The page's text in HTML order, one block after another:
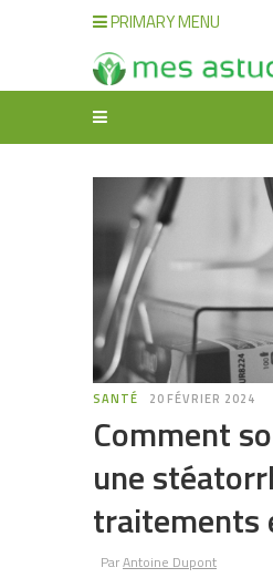
PRIMARY MENU
SANTÉ 20 FÉVRIER 2024
Comment
une
traitements
ParAntoine Dupont